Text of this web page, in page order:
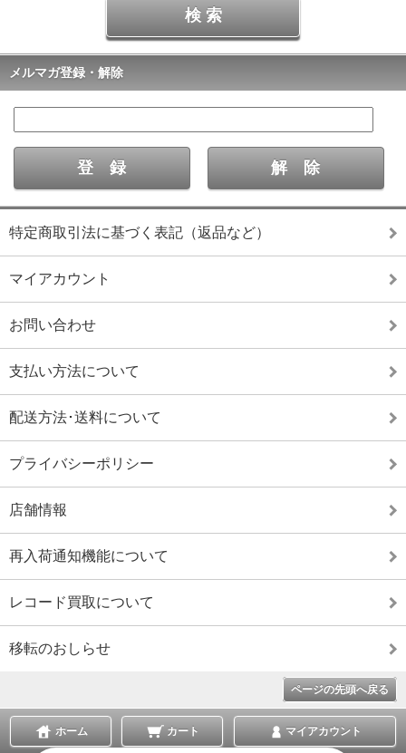
メルマガ登録・解除
特定商取引法に基づく表記（返品など）
マイアカウント
お問い合わせ
支払い方法について
配送方法･送料について
プライバシーポリシー
店舗情報
再入荷通知機能について
レコード買取について
移転のおしらせ
ページの先頭へ戻る
ホーム カート マイアカウント